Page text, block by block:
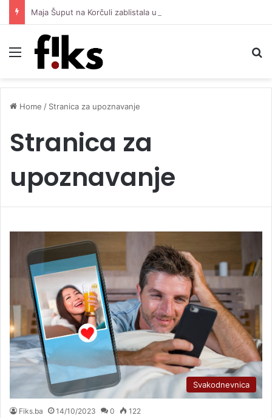
Menu
Home / Stranica za upoznavanje
Stranica za
upoznavanje
Svakodnevnica
Fiks.ba 14/10/2023 0 122